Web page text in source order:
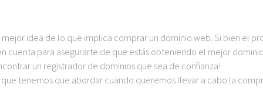
idea de lo que implica comprar un dominio web. Si bien el
cuenta para asegurarte de que estás obteniendo el mejor
un registrador de dominios que sea de confianza!
tenemos que abordar cuando queremos llevar a cabo la